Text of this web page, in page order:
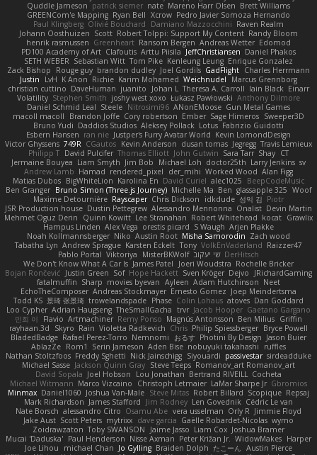
Quddle Jameson patrick siemer nate Mareno Harr Olsen Brett Williams
GREENCom'e Mapping Ryan Bell Xcrow Pedro Javier Somoza Hernando
Paul Klingberg Olivié Bouchard Damiano Mazzocchini Raven Realm
Johann Oosthuizen Scott Robert Tolppi: Support My Content Randy Bloom
henrik rasmussen Greenheart Ransom Bergen Andreas Wetter Edomod
PD100 Academy of Art Clafoutis Arttu Piisila JeffChristiansen Daniel Phakos
SETH WEBER Sebastian Witt Tom Pike Kenleung Leung Enrique Gonzalez
Zack Bishop
Rouge guy brandon dudley Joel Gordils GadFlight Charles Herrmann
Justin
LvH K Anon Richie Karim Mohamed Weichnudel
Marcus Grennborg
christian cuttino DaveHuman juanito Johan L Theresa A. Carroll Iain Black Einarr
Volatility Stephen Smith joshy west xoxo Łukasz Pawłowski Anthony Dilmore
Daniel Schmid Leal Steele Nitrosimi96 ANonEMoose Gun Metal Games
macoll macoll
Brandon Joffe Cory robertson Ember Sage Himeros Sweeper3D
Bruno Yudi Daddios Studios Aleksey Pollack Lotus Fabrizio Guidotti
Esbern Hansen ran nie Justper's Furry Avatar World Kevin LomondDesign
Victor Ghyssens 749R CGautos Kevin Anderson dusan tomas Jegregg Travis Lemieux
Philipp T David Pulcifer Thomas Elliott John Gutwin Sara Tarr Shay CT
Jermaine Bouyea Liam Smyth Jim Bob Michael Loh doctor25th Larry Jenkins sv
Andrew Lamb Hamad rendered_pixel der_mihi Worked Wood Alan Figg
Matias Dubos BigWhiteLion Karolina En David Curiel alec1025
BeepCodeMusic
Ben Granger Bruno Simon (Three.js Journey) Michelle Ma Ben glassapple 325 Woof
Maxime Detournière Rayscaper Chris Dickson idkdude 성익 김 Piotr
JSR Production house Dustin Pettegrew Alessandro Mennonna Onalist Devin Martin
Mehmet Oguz Derin
Quinn Kowitt Lee Stranahan Robert Whitehead kocat Grawlix
Hampus Linden Alex Vega orestis picard S Waugh Arjen Plakke
Noah Kollmannsberger Niko Austin Root Misha Samorodin Zach wood
Tabatha Lyn Andrew Sprague Karsten Eckelt Tony VolkEnVaderland Raizzer47
Pablo Portal Viktoriya MisterBKWolf שי יעקוב DerHitsch
We Don't Know What A Car Is James Patel Joeri Woudstra Rochelle Bricker
Bojan Rončević Justin Green Sof Hope Hackett Sven Kröger Dejvo
JRichardGaming
fatalmuffin Sharp movies byevan Ayleen Adam Hutchinson Neet
EchoTheComposer Andreas Stockmayer Ernesto Gomez Joep Meindertsma
Todd KS 景琦 张景琦 trowelandspade Phase Colin Lohaus atoves Dan Goddard
Loo Cypher Adrian Haugseng TheSmallGacha trvr Jacob Hooper Gaetano Gargano
민희 이
Flavio Artmachiner Remy Ponso Magnús Antonsson Ben Milius Griffin
rayhaan.3d
Skyro Rain Violetta Radkevich Chris Philip Spiessberger Bryce Powell
BladedBadge Rafael Perez-Torro Nemnomi おるす Photini By Design Jason Buier
AblazZe Rom1 Serin Jameson Aden Bise nobuyuki takahashi
ruffles
Nathan Stoltzfoos Freddy Sghetti Nick Jainschigg Siyouardi passivestar sirdeadduke
Michael Sasse Jackson Quinn Gray Steve Teeps Romanov_art Romanov_art
David Sopala Joel Hobson Lou Jonathan Bertrand RIVEILL Cocheta
Michael Witmann Marco Vizcaino Christoph Letmaier LaMar Sharpe Jr Gbromios
Minmax Daniel1060 Joshua Van-Male Steve Mitas Robert Billard Scopique Repsaj
Mark Richardson James Stafford Jim Rodney Len Govednik Cédric Le van
Nate Borsch alessandro Citro Osamu Abe vera usselman Orly R Jimmie Floyd
Jake Aust Scott Peters mytrixx dave garcia Gaëlle Robardet-Nicolas wymo
Zoidrawzaton Toby SWANSON Jaime Jasso Liam Cox Joshua Bramer
Mucai 'Daduska' Paul Henderson Nisse Axman Peter Križan Jr. WidowMakes Harper
Joe Lihou
michael Chan Jo Gylling Braiden Dolph たこーん Austin Pierce